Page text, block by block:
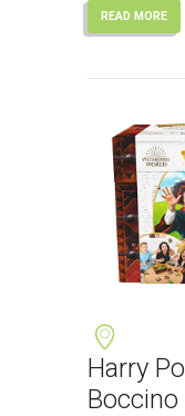
READ MORE
Harry
Boccino